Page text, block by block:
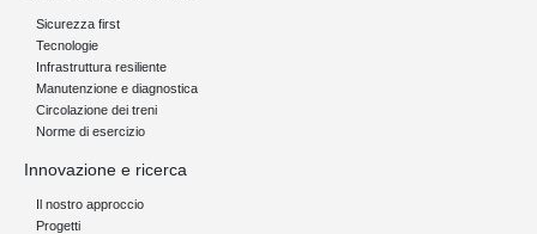
Sicurezza first
Tecnologie
Infrastruttura resiliente
Manutenzione e diagnostica
Circolazione dei treni
Norme di esercizio
Innovazione e ricerca
Il nostro approccio
Progetti